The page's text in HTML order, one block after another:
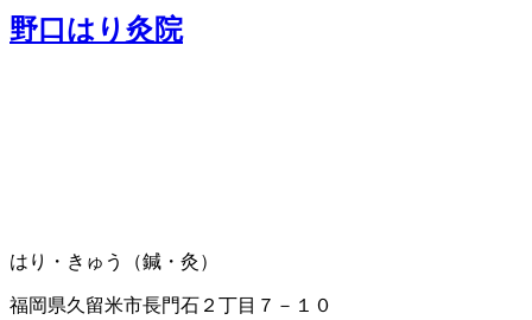
野口はり灸院
はり・きゅう（鍼・灸）
福岡県久留米市長門石２丁目７－１０